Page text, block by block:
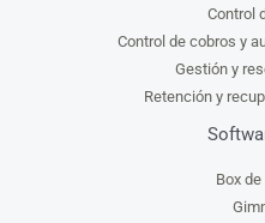
Control
Control de cobros y
Gestión y
Retención y
Box